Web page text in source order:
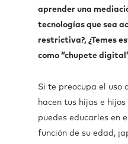
aprender una
tecnologías que sea
restrictiva?, ¿Temes
como “chupete
Si te preocupa el uso
hacen tus hijas e
puedes educarles en
función de su edad,